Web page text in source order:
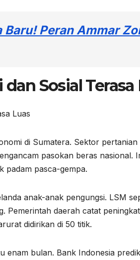
Baru! Peran Ammar
Sosial Terasa
di Sumatera. Sektor
pasokan beras nasional.
padam pasca-gempa.
anak-anak pengungsi. LSM
Pemerintah daerah catat
didirikan di 50 titik.
enam bulan. Bank Indonesia